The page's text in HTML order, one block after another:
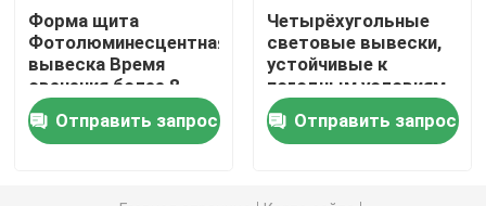
Фотолюминесцентное покрытие лестницы
Фотолюминесцентная маркировка путей выхода
Форма щита
Фотолюминесцентная
вывеска Время
свечения более 8
часов
Отправить запрос
Четырёхугольные
световые вывески,
устойчивые к
погодным условиям
и очень долговечные
Отправить запрос